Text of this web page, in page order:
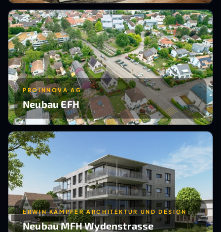
PROINNOVA AG
Neubau EFH
ERWIN KÄMPFER ARCHITEKTUR UND DESIGN
Neubau MFH Wydenstrasse